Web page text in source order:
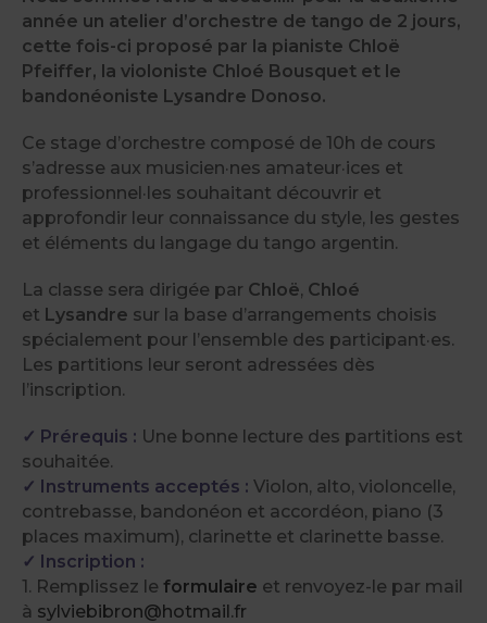
année un atelier d’orchestre de tango de 2 jours,
cette fois-ci proposé par la pianiste Chloë
Pfeiffer, la violoniste Chloé Bousquet et le
bandonéoniste Lysandre Donoso.
Ce stage d’orchestre composé de 10h de cours
s’adresse aux musicien·nes amateur·ices et
professionnel·les souhaitant découvrir et
approfondir leur connaissance du style, les gestes
et éléments du langage du tango argentin.
La classe sera dirigée par Chloë, Chloé
et Lysandre sur la base d’arrangements choisis
spécialement pour l’ensemble des participant·es.
Les partitions leur seront adressées dès
l’inscription.
✓ Prérequis : Une bonne lecture des partitions est
souhaitée.
✓ Instruments acceptés : Violon, alto, violoncelle,
contrebasse, bandonéon et accordéon, piano (3
places maximum), clarinette et clarinette basse.
✓ Inscription :
1. Remplissez le formulaire et renvoyez-le par mail
à sylviebibron@hotmail.fr